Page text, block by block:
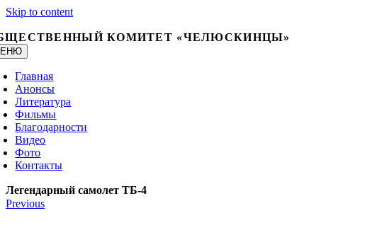
Skip to content
КОМИТЕТ «ЧЕЛЮСКИНЦЫ»
Главная
Анонсы
Литература
Фильмы
Благодарности
Видео
Фото
Контакты
Легендарный самолет ТБ-4
Previous